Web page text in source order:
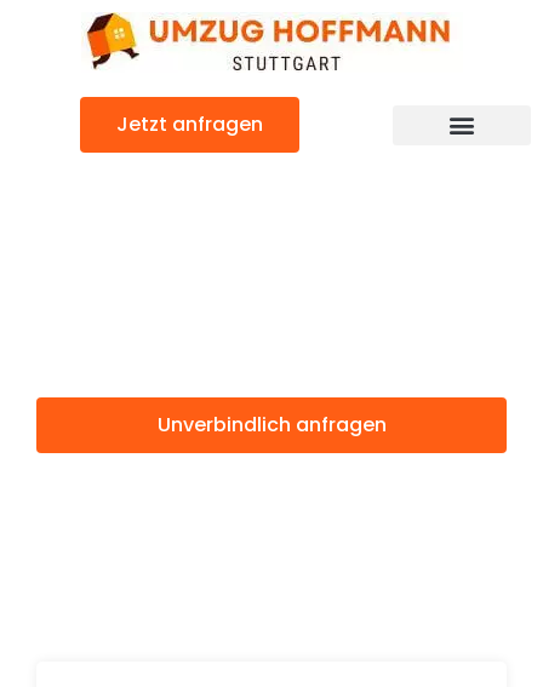
Jetzt anfragen
Unverbindlich anfragen